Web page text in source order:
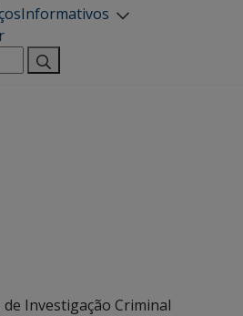
Informativos
de Investigação Criminal